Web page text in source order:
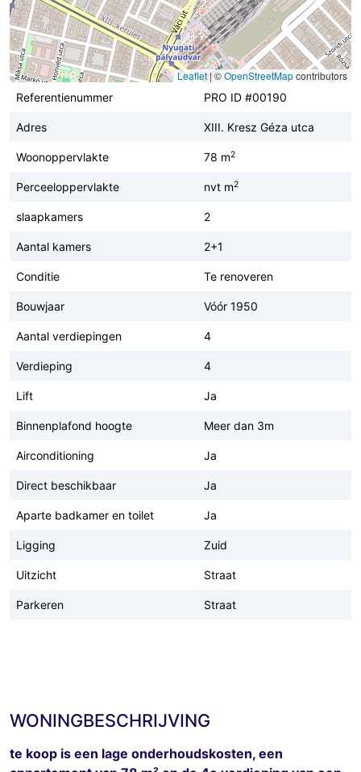
Leaflet|©OpenStreetMapcontributors
Referentienummer
PRO ID #00190
Adres XIII. Kresz Géza utca
Woonoppervlakte 78 m2
Perceeloppervlakte nvt m2
slaapkamers 2
Aantal kamers 2+1
Conditie Te renoveren
Bouwjaar Vóór 1950
Aantal verdiepingen 4
Verdieping 4
Lift Ja
Binnenplafond hoogte Meer dan 3m
Airconditioning Ja
Direct beschikbaar Ja
Aparte badkamer en toilet Ja
Ligging Zuid
Uitzicht Straat
Parkeren Straat
WONINGBESCHRIJVING
te koop is een lage onderhoudskosten, een